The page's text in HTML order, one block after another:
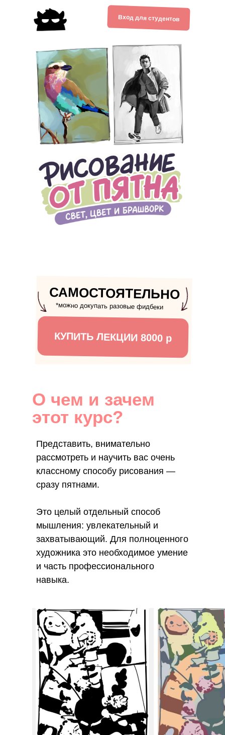
Вход для студентов
*можно докупать разовые фидбеки
КУПИТЬ ЛЕКЦИИ 8000 р
САМОСТОЯТЕЛЬНО
О чем и зачем
этот курс?
Представить, внимательно
рассмотреть и научить вас очень
классному способу рисования —
сразу пятнами.
Это целый отдельный способ
мышления: увлекательный и
захватывающий. Для полноценного
художника это необходимое умение
и часть профессионального
навыка.